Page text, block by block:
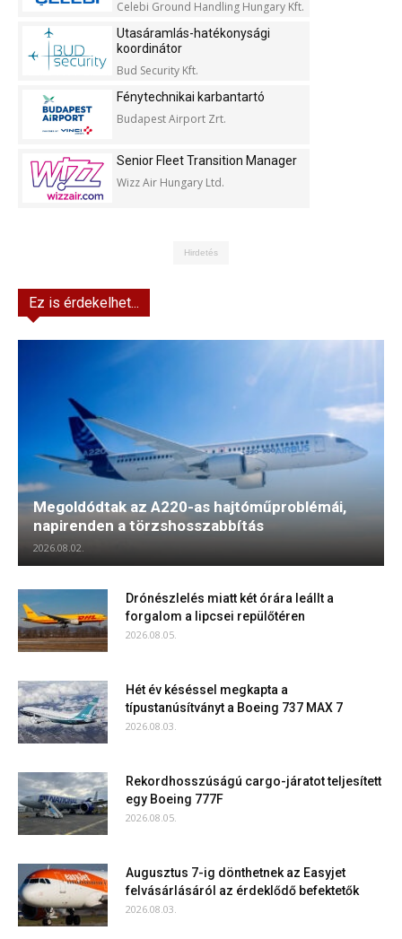
Celebi Ground Handling Hungary Kft.
Utasáramlás-hatékonysági
koordinátor
Bud Security Kft.
Fénytechnikai karbantartó
Budapest Airport Zrt.
Senior Fleet Transition Manager
Wizz Air Hungary Ltd.
Hirdetés
Ez is érdekelhet...
Megoldódtak az A220-as hajtóműproblémái,
napirenden a törzshosszabbítás
2026.08.02.
Drónészlelés miatt két órára leállt a
forgalom a lipcsei repülőtéren
2026.08.05.
Hét év késéssel megkapta a
típustanúsítványt a Boeing 737 MAX 7
2026.08.03.
Rekordhosszúságú cargo-járatot teljesített
egy Boeing 777F
2026.08.05.
Augusztus 7-ig dönthetnek az Easyjet
felvásárlásáról az érdeklődő befektetők
2026.08.03.